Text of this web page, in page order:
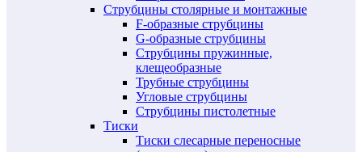
Струбцины столярные и монтажные
F-образные струбцины
G-образные струбцины
Струбцины пружинные,
клещеобразные
Трубные струбцины
Угловые струбцины
Струбцины пистолетные
Тиски
Тиски слесарные переносные